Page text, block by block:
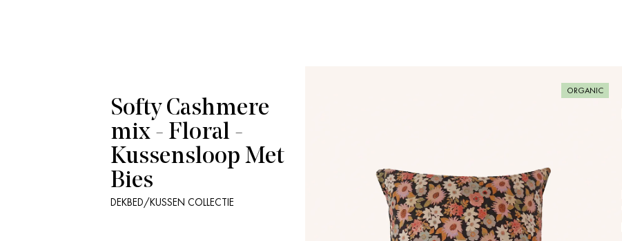
Softy Cashmere
mix - Floral -
Kussensloop Met
Bies
DEKBED/KUSSEN COLLECTIE
ORGANIC